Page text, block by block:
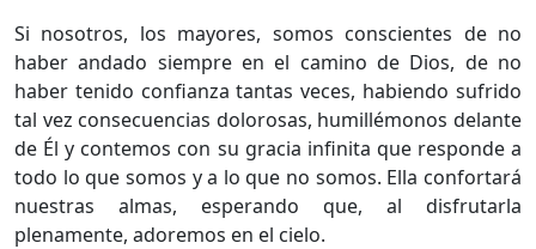
Si nosotros, los mayores, somos conscientes de no
haber andado siempre en el camino de Dios, de no
haber tenido confianza tantas veces, habiendo sufrido
tal vez consecuencias dolorosas, humillémonos delante
de Él y contemos con su gracia infinita que responde a
todo lo que somos y a lo que no somos. Ella confortará
nuestras almas, esperando que, al disfrutarla
plenamente, adoremos en el cielo.